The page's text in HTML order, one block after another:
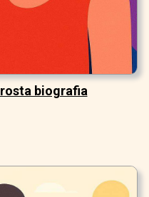
biografia